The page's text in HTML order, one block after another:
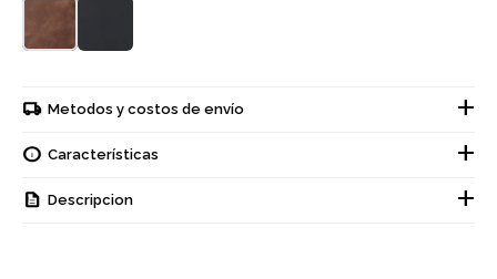
Metodos y costos de envío
Características
Descripcion